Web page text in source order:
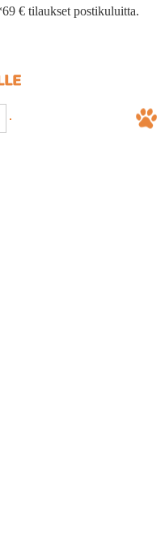
€ tilaukset postikuluitta.